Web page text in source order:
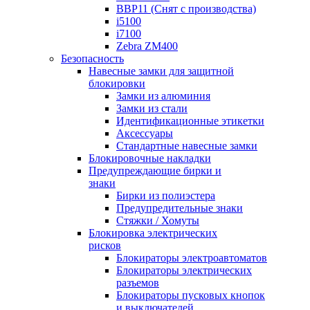
BBP11 (Снят с производства)
i5100
i7100
Zebra ZM400
Безопасность
Навесные замки для защитной
блокировки
Замки из алюминия
Замки из стали
Идентификационные этикетки
Аксессуары
Стандартные навесные замки
Блокировочные накладки
Предупреждающие бирки и
знаки
Бирки из полиэстера
Предупредительные знаки
Стяжки / Хомуты
Блокировка электрических
рисков
Блокираторы электроавтоматов
Блокираторы электрических
разъемов
Блокираторы пусковых кнопок
и выключателей